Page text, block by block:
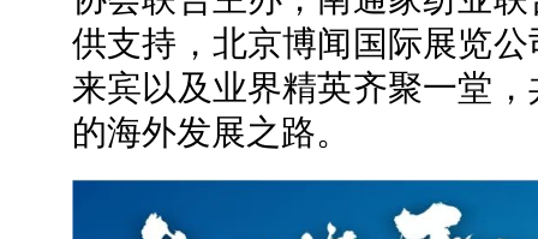
供支持，北京博闻国际展览
来宾以及业界精英齐聚一堂
的海外发展之路。